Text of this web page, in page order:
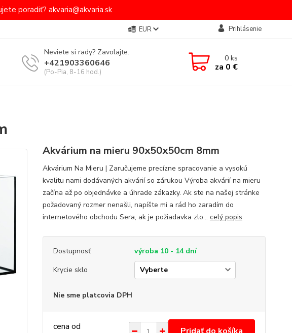
poradiť? akvaria@akvaria.sk
EUR Prihlásenie
Neviete si rady? Zavolajte.
+421903360646
(Po-Pia, 8-16 hod.)
0ks
za 0 €
Akvárium na mieru 90x50x50cm 8mm
Akvárium Na Mieru | Zaručujeme precízne spracovanie a vysokú
kvalitu nami dodávaných akvárií so zárukou Výroba akvárií na mieru
začína až po objednávke a úhrade zákazky. Ak ste na našej stránke
požadovaný rozmer nenašli, napíšte mi a rád ho zaradím do
internetového obchodu Sera, ak je požiadavka zlo... celý popis
Dostupnosť
výroba 10 - 14 dní
Krycie sklo
Nie sme platcovia DPH
cena od